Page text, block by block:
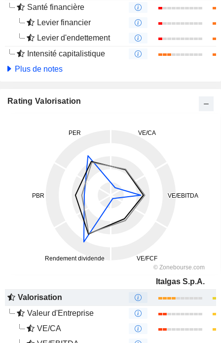
Santé financière
Levier financier
Levier d'endettement
Intensité capitalistique
Plus de notes
Rating Valorisation
Italgas S.p.A.
Valorisation
Valeur d'Entreprise
VE/CA